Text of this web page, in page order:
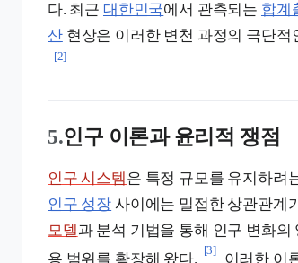
다. 최근 대한민국에서 관측되는 합계
산현상은 이러한 변천 과정의 극단적
[2]
5.인구 이론과 윤리적 쟁점
인구 시스템은 특정 규모를 유지하려
인구 성장 사이에는 밀접한 상관관계
모델과 분석 기법을 통해 인구 변화
용 범위를 확장해 왔다.
[3]
이러한 이